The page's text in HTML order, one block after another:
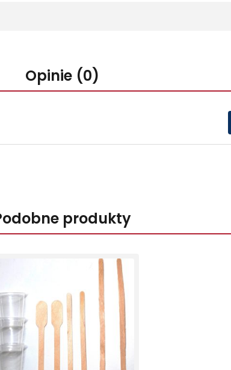
Opinie (0)
produkty